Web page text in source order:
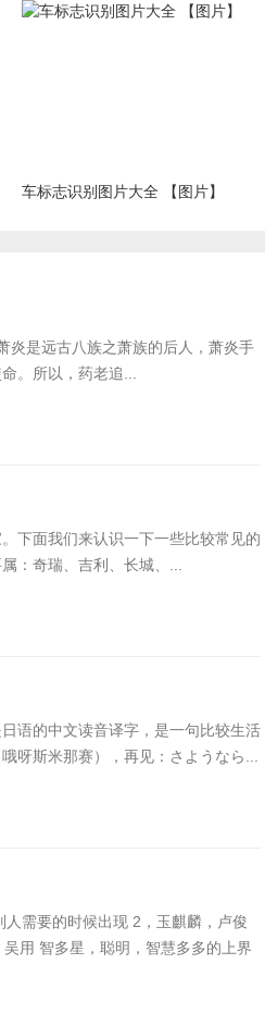
车标志识别图片大全 【图片】
炎是远古八族之萧族的后人，萧炎手
。所以，药老追...
下面我们来认识一下一些比较常见的
：奇瑞、吉利、长城、...
语的中文读音译字，是一句比较生活
呀斯米那赛），再见：さようなら...
需要的时候出现 2，玉麒麟，卢俊
用 智多星，聪明，智慧多多的上界